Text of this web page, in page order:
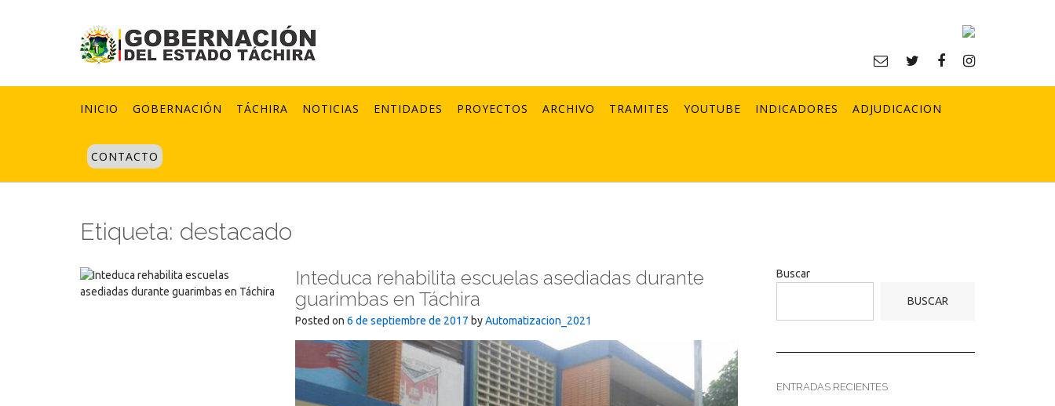
INICIO GOBERNACIÓN TÁCHIRA NOTICIAS ENTIDADES PROYECTOS ARCHIVO TRAMITES YOUTUBE INDICADORES ADJUDICACION
CONTACTO
Etiqueta: destacado
Inteduca rehabilita escuelas asediadas durante
guarimbas en Táchira
Posted on 6 de septiembre de 2017 byAutomatizacion_2021
Buscar
BUSCAR
ENTRADAS RECIENTES